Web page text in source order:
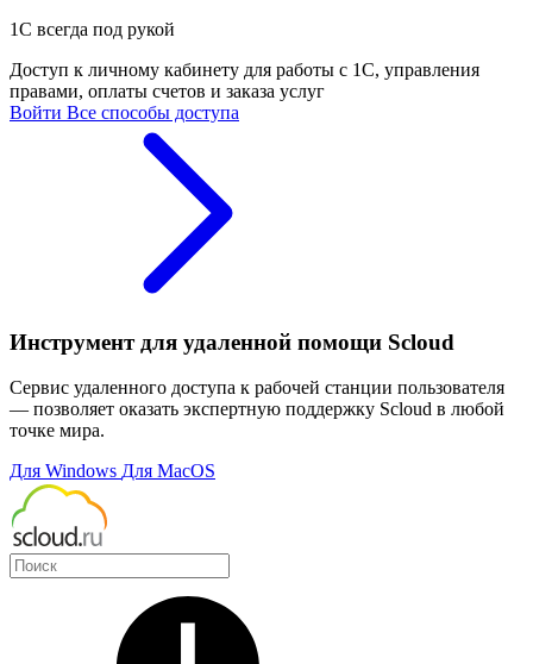
1С всегда под рукой
Доступ к личному кабинету для работы с 1С, управления
правами, оплаты счетов и заказа услуг
Войти Все способы доступа
Инструмент для удаленной помощи Scloud
Сервис удаленного доступа к рабочей станции пользователя
— позволяет оказать экспертную поддержку Scloud в любой
точке мира.
Для Windows Для MacOS